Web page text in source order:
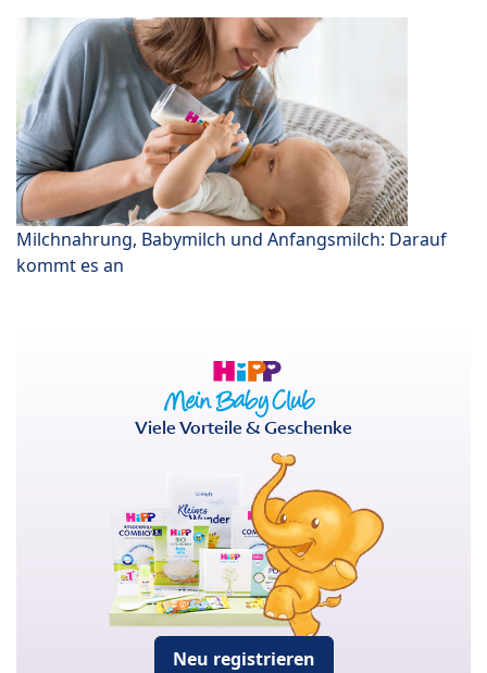
Milchnahrung, Babymilch und Anfangsmilch: Darauf
kommt es an
Viele Vorteile & Geschenke
Neu registrieren